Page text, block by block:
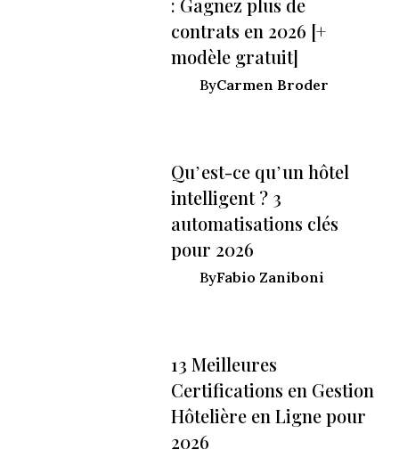
: Gagnez plus de
contrats en 2026 [+
modèle gratuit]
ByCarmen Broder
Qu’est-ce qu’un hôtel
intelligent ? 3
automatisations clés
pour 2026
ByFabio Zaniboni
13 Meilleures
Certifications en Gestion
Hôtelière en Ligne pour
2026